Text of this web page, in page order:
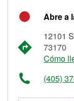
Abre a
12101
73170
Cómo
(405)